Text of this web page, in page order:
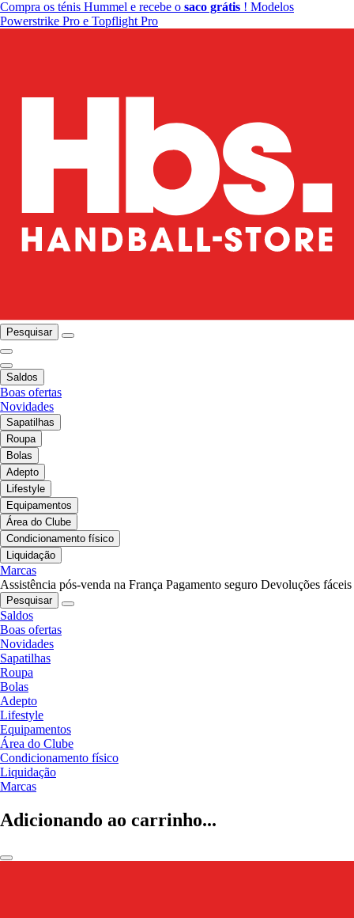
Compra os ténis Hummel e recebe o saco grátis ! Modelos
Powerstrike Pro e Topflight Pro
Pesquisar
Saldos
Boas ofertas
Novidades
Sapatilhas
Roupa
Bolas
Adepto
Lifestyle
Equipamentos
Área do Clube
Condicionamento físico
Liquidação
Marcas
Assistência pós-venda na França Pagamento seguro Devoluções fáceis
Pesquisar
Saldos
Boas ofertas
Novidades
Sapatilhas
Roupa
Bolas
Adepto
Lifestyle
Equipamentos
Área do Clube
Condicionamento físico
Liquidação
Marcas
Adicionando ao carrinho...